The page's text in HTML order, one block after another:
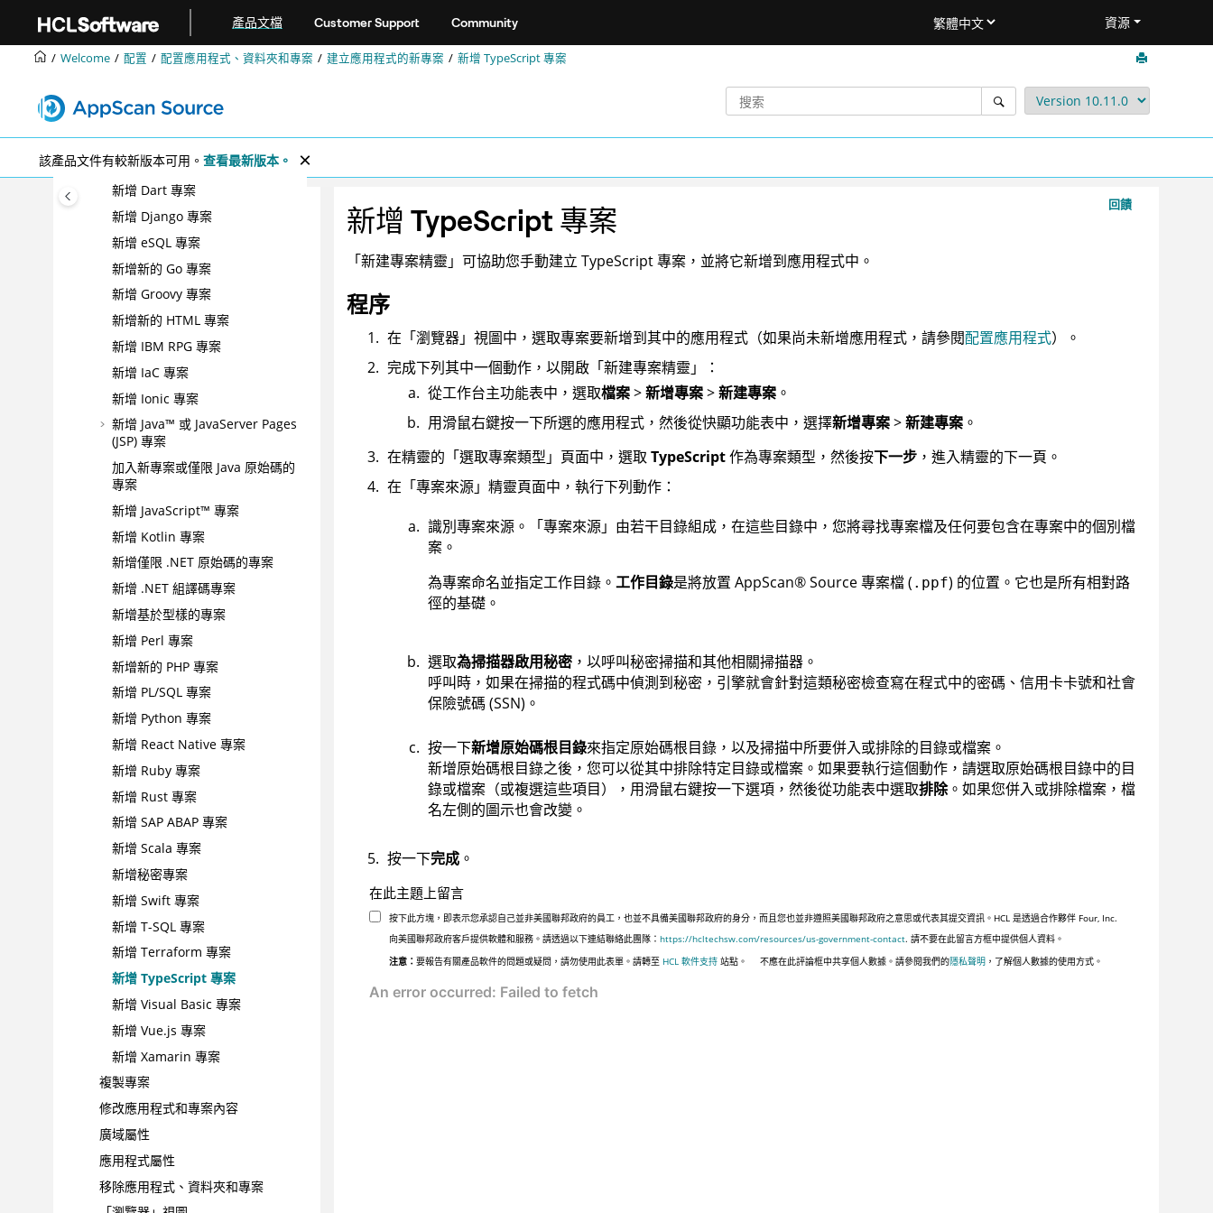
產品文檔 Customer Support Community 資源
Welcome 配置 配置應用程式、資料夾和專案 建立應用程式的新專案 新增 TypeScript 專案
該產品文件有較新版本可用。 查看最新版本。
新增 ASP 專案
新增 C/C++ 專案
新增僅限 C/C++/Objective-C 原
新增新的 CSS 專案
新增 COBOL 專案
新增 ColdFusion 專案
新增 Dart 專案
新增 Django 專案
新增 eSQL 專案
新增新的 Go 專案
新增 Groovy 專案
新增新的 HTML 專案
新增 IBM RPG 專案
新增 IaC 專案
新增 Ionic 專案
新增 Java™ 或 JavaServer Pages
(JSP) 專案
加入新專案或僅限 Java 原始碼的
專案
新增 JavaScript™ 專案
新增 Kotlin 專案
新增僅限 .NET 原始碼的專案
新增 .NET 組譯碼專案
新增基於型樣的專案
新增 Perl 專案
新增新的 PHP 專案
新增 PL/SQL 專案
新增 Python 專案
新增 React Native 專案
新增 Ruby 專案
新增 Rust 專案
新增 SAP ABAP 專案
新增 Scala 專案
新增秘密專案
新增 Swift 專案
新增 T-SQL 專案
新增 Terraform 專案
新增 TypeScript 專案
新增 Visual Basic 專案
新增 Vue.js 專案
新增 Xamarin 專案
複製專案
修改應用程式和專案內容
廣域屬性
應用程式屬性
移除應用程式、資料夾和專案
回饋
新增 TypeScript 專案
「新建專案精靈」可協助您手動建立 TypeScript 專案，並將它新增到應用程式中。
程序
在「瀏覽器」視圖中，選取專案要新增到其中的應用程式（如果尚未新增應用程式，請參閱配置應用程式）。
完成下列其中一個動作，以開啟「新建專案精靈」：
從工作台主功能表中，選取檔案>新增專案>新建專案。
用滑鼠右鍵按一下所選的應用程式，然後從快顯功能表中，選擇新增專案>新建專案。
在精靈的「選取專案類型」頁面中，選取 TypeScript作為專案類型，然後按下一步，進入精靈的下一頁。
在「專案來源」精靈頁面中，執行下列動作：
識別專案來源。「專案來源」由若干目錄組成，在這些目錄中，您將尋找專案檔及任何要包含在專案中的個別檔
案。
為專案命名並指定工作目錄。 工作目錄是將放置 AppScan®Source專案檔 ( .ppf) 的位置。它也是所有相對路
徑的基礎。
選取為掃描器啟用秘密，以呼叫秘密掃描和其他相關掃描器。
呼叫時，如果在掃描的程式碼中偵測到秘密，引擎就會針對這類秘密檢查寫在程式中的密碼、信用卡卡號和社會
保險號碼 (SSN)。
按一下新增原始碼根目錄來指定原始碼根目錄，以及掃描中所要併入或排除的目錄或檔案。
新增原始碼根目錄之後，您可以從其中排除特定目錄或檔案。如果要執行這個動作，請選取原始碼根目錄中的目
錄或檔案（或複選這些項目），用滑鼠右鍵按一下選項，然後從功能表中選取排除。如果您併入或排除檔案，檔
名左側的圖示也會改變。
按一下完成。
在此主題上留言
按下此方塊，即表示您承認自己並非美國聯邦政府的員工，也並不具備美國聯邦政府的身分，而且您也並非遵照美國聯邦政府之意思或代表其提交資訊。HCL 是透過合作夥伴 Four, Inc.
向美國聯邦政府客戶提供軟體和服務。請透過以下連結聯絡此團隊：https://hcltechsw.com/resources/us-government-contact. 請不要在此留言方框中提供個人資料。
注意：要報告有關產品軟件的問題或疑問，請勿使用此表單。請轉至 HCL 軟件支持 站點。 不應在此評論框中共享個人數據。請參閱我們的隱私聲明 ，了解個人數據的使用方式。